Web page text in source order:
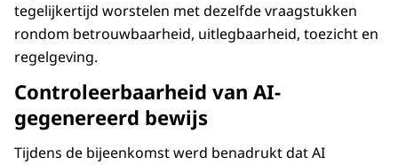
tegelijkertijd worstelen met dezelfde vraagstukken
rondom betrouwbaarheid, uitlegbaarheid, toezicht en
regelgeving.
Controleerbaarheid van AI-
gegenereerd bewijs
Tijdens de bijeenkomst werd benadrukt dat AI